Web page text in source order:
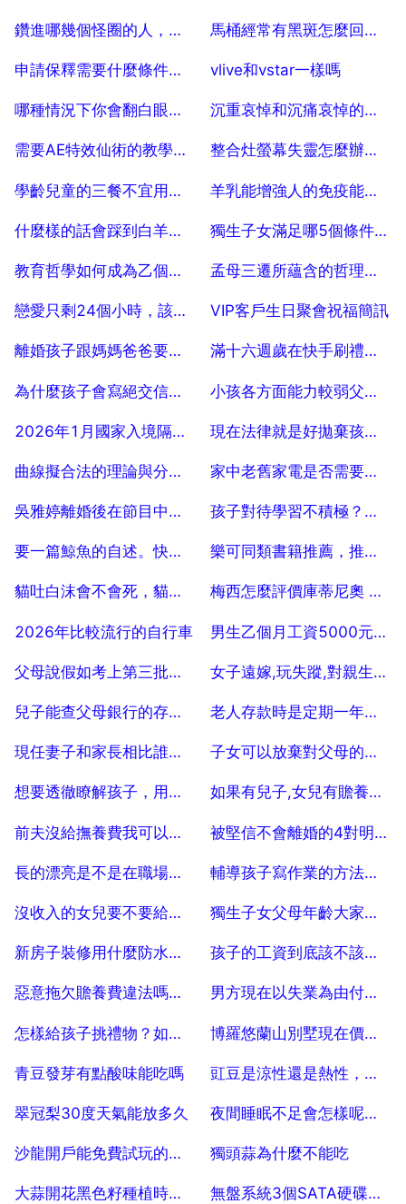
2025-07-04 2025-07-04
鑽進哪幾個怪圈的人，一般會變得越來越沒本事？
2025-07-04
馬桶經常有黑斑怎麼回事，馬桶內壁出現黑斑怎麼能處理掉
2025-07-04
申請保釋需要什麼條件？申請保釋需要哪些條件？
2025-07-04
vlive和vstar一樣嗎
2025-07-04
哪種情況下你會翻白眼？翻白眼往下翻
2025-07-04
沉重哀悼和沉痛哀悼的區別
2025-07-04
需要AE特效仙術的教學或者工程檔案學習
2025-07-04
整合灶螢幕失靈怎麼辦，整合灶按鍵失靈怎麼辦
2025-07-04
學齡兒童的三餐不宜用什麼代替
2025-07-04
羊乳能增強人的免疫能力嗎？
2025-07-04
什麼樣的話會踩到白羊座雷區呢？
2025-07-04
獨生子女滿足哪5個條件，符合獨生子女的條件是什麼
2025-07-04
教育哲學如何成為乙個好教師
2025-07-04
孟母三遷所蘊含的哲理，孟母三遷懂得了什麼道理
2025-07-04
戀愛只剩24個小時，該怎麼做？
2025-07-04
VIP客戶生日聚會祝福簡訊
2025-07-04
離婚孩子跟媽媽爸爸要給撫養費嗎？
2025-07-04
滿十六週歲在快手刷禮物平臺會告知父母嗎？
2025-07-04
為什麼孩子會寫絕交信？孩子收到絕交信怎麼辦
2025-07-04
小孩各方面能力較弱父母到外地打工怎麼辦？
2025-07-04
2026年1月國家入境隔離最新政策國家簽證最新訊息
2025-07-04
現在法律就是好拋棄孩子以後還照樣享受養老？
2025-07-04
曲線擬合法的理論與分析，多項式曲線擬合方法會不會過擬合
2025-07-04
家中老舊家電是否需要更換新家電
2025-07-04
吳雅婷離婚後在節目中連線王櫟鑫，你覺得兩個人離婚後該如何相處？
2025-07-04
孩子對待學習不積極？巧用「增減效應」，提公升孩子學習動力？
2025-07-04
要一篇鯨魚的自述。快快快快快快！！！！
2025-07-04
樂可同類書籍推薦，推薦樂可類的書籍
2025-07-04
貓吐白沫會不會死，貓吐白沫會自愈嗎
2025-07-04
梅西怎麼評價庫蒂尼奧 沒了庫蒂尼奧的巴西會怎樣？
2025-07-04
2026年比較流行的自行車
2025-07-04
男生乙個月工資5000元，能養活老婆嗎？
2025-07-04
父母說假如考上第三批，也不會讓我讀的，壓力很大，該怎麼辦？
2025-07-04
女子遠嫁,玩失蹤,對親生父母不管不問,父母該咋辦？
2025-07-04
兒子能查父母銀行的存款嗎？
2025-07-04
老人存款時是定期一年好還是三年好，分多筆存會更好嗎？
2025-07-04
現任妻子和家長相比誰更重要？你有什麼看法？
2025-07-04
子女可以放棄對父母的贍養義務和繼承權嗎
2025-07-04
想要透徹瞭解孩子，用什麼能測啊？
2025-07-04
如果有兒子,女兒有贍養父母的義務嗎
2025-07-04
前夫沒給撫養費我可以不養孩子嗎？
2025-07-04
被堅信不會離婚的4對明星夫妻，他們撕掉結婚證，你最看好誰？
2025-07-04
長的漂亮是不是在職場中更有優勢呢？
2025-07-04
輔導孩子寫作業的方法，家長千萬別錯過！試試哪個方法
2025-07-04
沒收入的女兒要不要給父母贍養費
2025-07-04
獨生子女父母年齡大家裡沒人照顧人優先推送嗎？
2025-07-04
新房子裝修用什麼防水塗料比較好？
2025-07-04
孩子的工資到底該不該上交父母？
2025-07-04
惡意拖欠贍養費違法嗎？拖欠贍養費怎麼辦
2025-07-04
男方現在以失業為由付不出女兒撫養費，怎麼辦？
2025-07-04
怎樣給孩子挑禮物？如何給孩子選禮物？
2025-07-04
博羅悠蘭山別墅現在價格怎麼樣？
2025-07-04
青豆發芽有點酸味能吃嗎
2025-07-04
豇豆是涼性還是熱性，豆角是涼性還是熱性？
2025-07-04
翠冠梨30度天氣能放多久
2025-07-04
夜間睡眠不足會怎樣呢？晚上睡眠不足有哪些症狀？
2025-07-04
沙龍開戶能免費試玩的嗎？
2025-07-04
獨頭蒜為什麼不能吃
2025-07-04
大蒜開花黑色籽種植時間和方法是什麼 無盤系統3個SATA硬碟怎麼做一讀一寫